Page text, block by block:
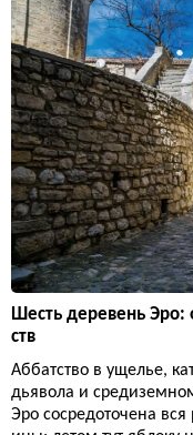
Шесть деревень Эро:
ств
Аббатство в ущелье,
дьявола и
Эро сосредоточена